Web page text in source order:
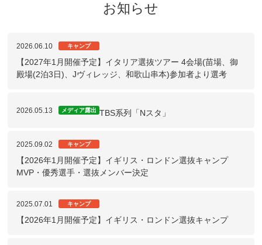
お知らせ
2026.06.10 キャンプ
【2027年1月開催予定】イタリア選抜ツアー 4会場(苗場、御
殿場(2泊3日)、Jヴィレッジ、和歌山串本)参加者より選考
2026.05.13 メディア露出 TBS系列「Nスタ」
2025.09.02 キャンプ
【2026年1月開催予定】イギリス・ロンドン選抜キャンプ
MVP・優秀選手・選抜メンバー決定
2025.07.01 キャンプ
【2026年1月開催予定】イギリス・ロンドン選抜キャンプ